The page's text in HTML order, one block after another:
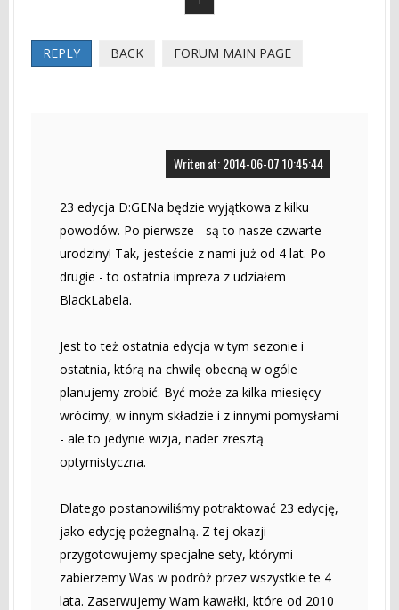
REPLY BACK FORUM MAIN PAGE
Writen at: 2014-06-07 10:45:44
23 edycja D:GENa będzie wyjątkowa z kilku
powodów. Po pierwsze - są to nasze czwarte
urodziny! Tak, jesteście z nami już od 4 lat. Po
drugie - to ostatnia impreza z udziałem
BlackLabela.
Jest to też ostatnia edycja w tym sezonie i
ostatnia, którą na chwilę obecną w ogóle
planujemy zrobić. Być może za kilka miesięcy
wrócimy, w innym składzie i z innymi pomysłami
- ale to jedynie wizja, nader zresztą
optymistyczna.
Dlatego postanowiliśmy potraktować 23 edycję,
jako edycję pożegnalną. Z tej okazji
przygotowujemy specjalne sety, którymi
zabierzemy Was w podróż przez wszystkie te 4
lata. Zaserwujemy Wam kawałki, które od 2010